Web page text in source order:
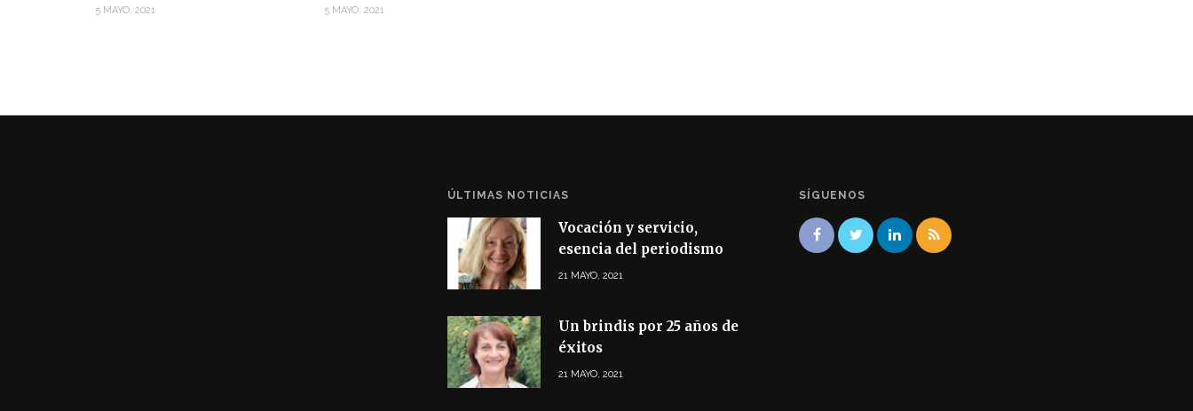
5 MAYO, 2021 5 MAYO, 2021
ÚLTIMAS NOTICIAS
Vocación y servicio,
esencia del periodismo
21 MAYO, 2021
Un brindis por 25 años de
éxitos
21 MAYO, 2021
SÍGUENOS